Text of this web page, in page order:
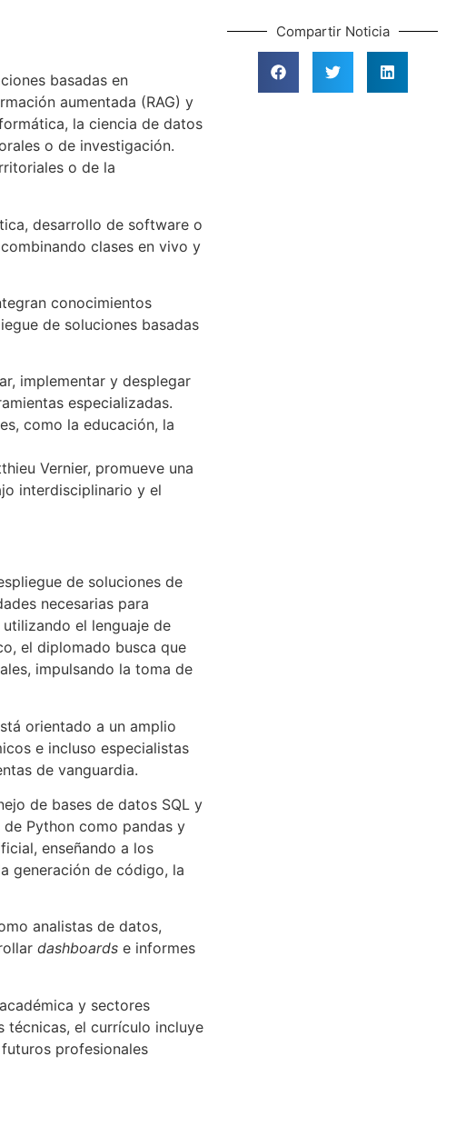
basadas en
aumentada (RAG) y
la ciencia de datos
o de investigación.
o de la
desarrollo de software o
clases en vivo y
conocimientos
de soluciones basadas
implementar y desplegar
especializadas.
como la educación, la
Vernier, promueve una
interdisciplinario y el
de soluciones de
necesarias para
el lenguaje de
el diplomado busca que
impulsando la toma de
orientado a un amplio
e incluso especialistas
de vanguardia.
de bases de datos SQL y
de Python como pandas y
enseñando a los
generación de código, la
analistas de datos,
dashboardse informes
y sectores
técnicas, el currículo incluye
profesionales
Compartir Noticia